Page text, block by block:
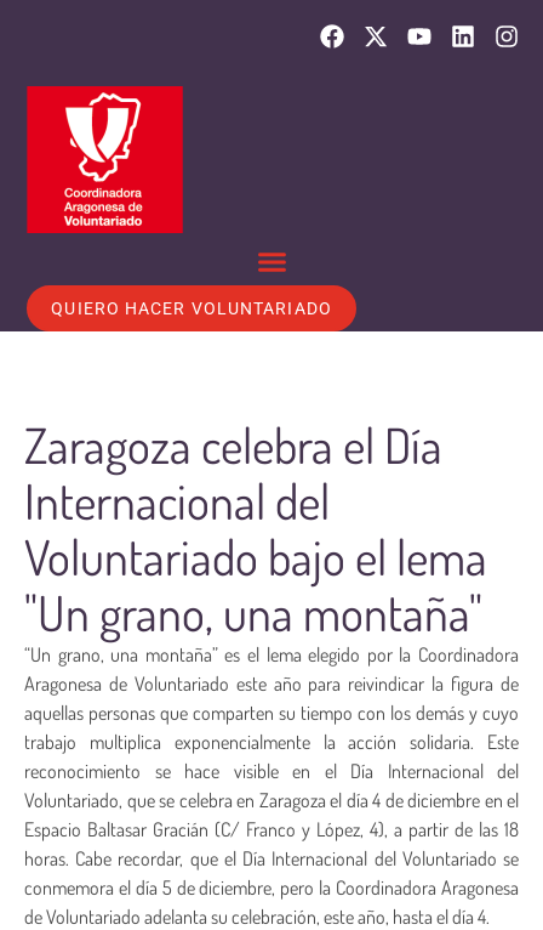
QUIERO HACER VOLUNTARIADO
Zaragoza celebra el Día
Internacional del
Voluntariado bajo el lema
"Un grano, una montaña"
“Un grano, una montaña” es el lema elegido por la Coordinadora
Aragonesa de Voluntariado este año para reivindicar la figura de
aquellas personas que comparten su tiempo con los demás y cuyo
trabajo multiplica exponencialmente la acción solidaria. Este
reconocimiento se hace visible en el Día Internacional del
Voluntariado, que se celebra en Zaragoza el día 4 de diciembre en el
Espacio Baltasar Gracián (C/ Franco y López, 4), a partir de las 18
horas. Cabe recordar, que el Día Internacional del Voluntariado se
conmemora el día 5 de diciembre, pero la Coordinadora Aragonesa
de Voluntariado adelanta su celebración, este año, hasta el día 4.